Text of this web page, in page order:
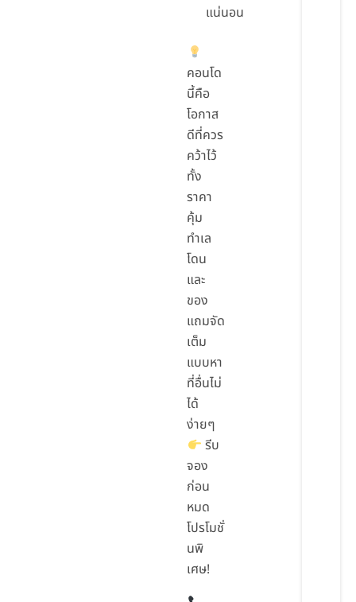
แน่นอน
คอนโด
นี้คือ
โอกาส
ดีที่ควร
คว้าไว้
ทั้ง
ราคา
คุ้ม
ทำเล
โดน
และ
ของ
แถมจัด
เต็ม
แบบหา
ที่อื่นไม่
ได้
ง่ายๆ
รีบ
จอง
ก่อน
หมด
โปรโมชั่
นพิ
เศษ!